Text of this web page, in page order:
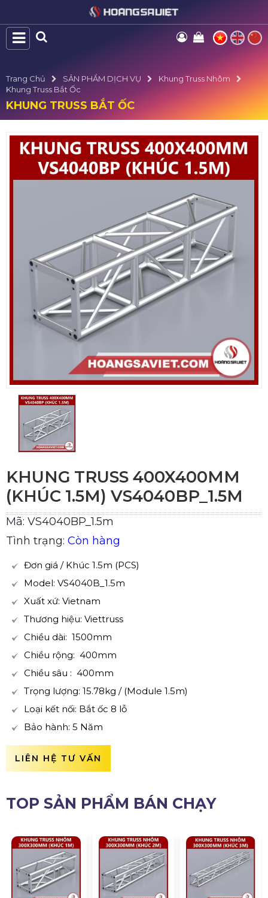
Trang Chủ SẢN PHẨM DỊCH VỤ
Khung Truss Nhôm
Khung Truss Bắt Ốc
KHUNG TRUSS BẮT ỐC
KHUNG TRUSS 400X400MM
(KHÚC 1.5M) VS4040BP_1.5M
Mã: VS4040BP_1.5m
Tình trạng: Còn hàng
Đơn giá / Khúc 1.5m (PCS)
Model: VS4040B_1.5m
Xuất xứ: Vietnam
Thương hiệu: Viettruss
Chiều dài: 1500mm
Chiều rộng: 400mm
Chiều sâu : 400mm
Trọng lượng: 15.78kg / (Module 1.5m)
Loại kết nối: Bắt ốc 8 lỗ
Bảo hành: 5 Năm
LIÊN HỆ TƯ VẤN
TOP SẢN PHẨM BÁN CHẠY